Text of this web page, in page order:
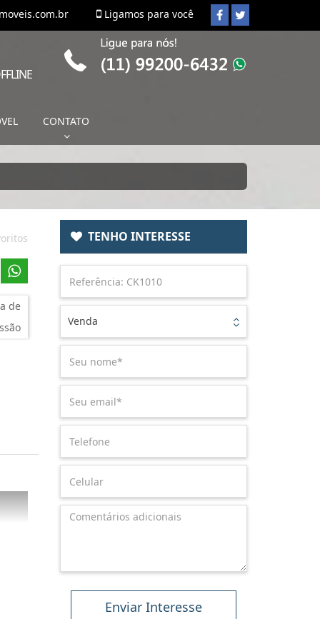
Ligamos para você
CONTATO
de
TENHO INTERESSE
Venda
Enviar Interesse